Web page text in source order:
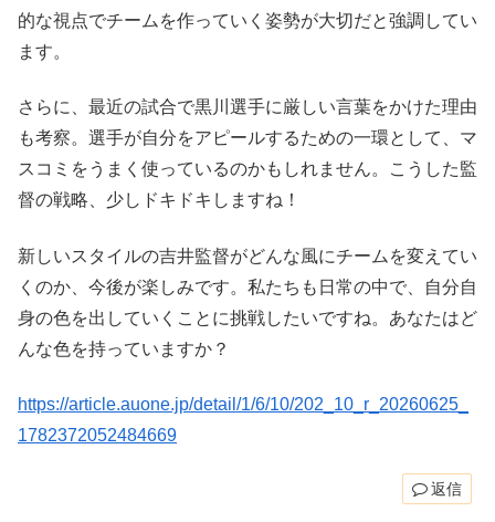
的な視点でチームを作っていく姿勢が大切だと強調してい
ます。
さらに、最近の試合で黒川選手に厳しい言葉をかけた理由
も考察。選手が自分をアピールするための一環として、マ
スコミをうまく使っているのかもしれません。こうした監
督の戦略、少しドキドキしますね！
新しいスタイルの吉井監督がどんな風にチームを変えてい
くのか、今後が楽しみです。私たちも日常の中で、自分自
身の色を出していくことに挑戦したいですね。あなたはど
んな色を持っていますか？
https://article.auone.jp/detail/1/6/10/202_10_r_20260625_
1782372052484669
返信